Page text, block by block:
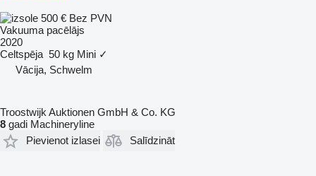
500 € Bez PVN
Vakuuma pacēlājs
2020
Celtspēja 50 kg Mini ✓
Vācija, Schwelm
Troostwijk Auktionen GmbH & Co. KG
8 gadi Machineryline
Pievienot izlasei
Salīdzināt